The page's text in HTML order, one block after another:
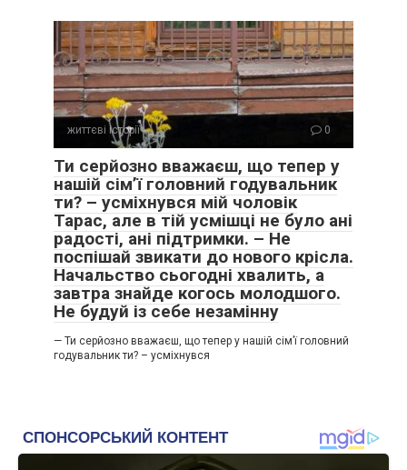
— Ні. Саме це й проблема. Ніхто не питає. Усі просто
вважають, що я можу.
Пані Оксана довго мовчала.
— То чому ви робите те саме зі мною?
життєві історії 0
Ти серйозно вважаєш, що тепер у
нашій сім’ї головний годувальник
ти? – усміхнувся мій чоловік
Тарас, але в тій усмішці не було ані
радості, ані підтримки. – Не
поспішай звикати до нового крісла.
Начальство сьогодні хвалить, а
завтра знайде когось молодшого.
Не будуй із себе незамінну
— Ти серйозно вважаєш, що тепер у нашій сім’ї головний
годувальник ти? – усміхнувся